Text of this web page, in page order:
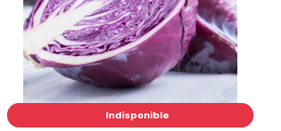
Indisponible